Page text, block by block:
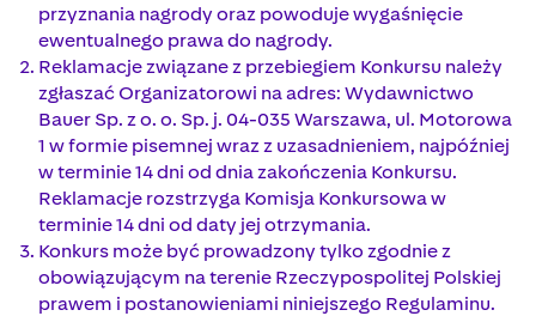
przyznania nagrody oraz powoduje wygaśnięcie
ewentualnego prawa do nagrody.
Reklamacje związane z przebiegiem Konkursu należy
zgłaszać Organizatorowi na adres: Wydawnictwo
Bauer Sp. z o. o. Sp. j. 04-035 Warszawa, ul. Motorowa
1 w formie pisemnej wraz z uzasadnieniem, najpóźniej
w terminie 14 dni od dnia zakończenia Konkursu.
Reklamacje rozstrzyga Komisja Konkursowa w
terminie 14 dni od daty jej otrzymania.
Konkurs może być prowadzony tylko zgodnie z
obowiązującym na terenie Rzeczypospolitej Polskiej
prawem i postanowieniami niniejszego Regulaminu.